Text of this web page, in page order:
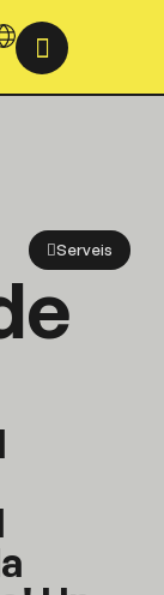
Serveis